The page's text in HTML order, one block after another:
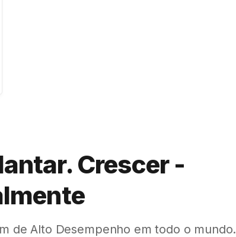
Crescer -
de Alto Desempenho em todo o mundo.